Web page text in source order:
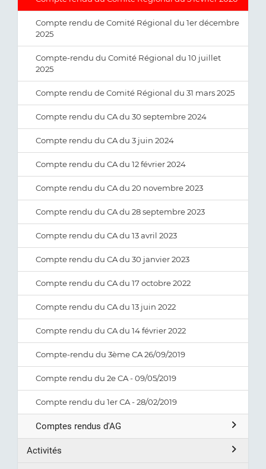
Compte rendu de Comité Régional du 1er décembre
2025
Compte-rendu du Comité Régional du 10 juillet
2025
Compte rendu de Comité Régional du 31 mars 2025
Compte rendu du CA du 30 septembre 2024
Compte rendu du CA du 3 juin 2024
Compte rendu du CA du 12 février 2024
Compte rendu du CA du 20 novembre 2023
Compte rendu du CA du 28 septembre 2023
Compte rendu du CA du 13 avril 2023
Compte rendu du CA du 30 janvier 2023
Compte rendu du CA du 17 octobre 2022
Compte rendu du CA du 13 juin 2022
Compte rendu du CA du 14 février 2022
Compte-rendu du 3ème CA 26/09/2019
Compte rendu du 2e CA - 09/05/2019
Compte rendu du 1er CA - 28/02/2019
Comptes rendus d'AG
Activités